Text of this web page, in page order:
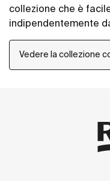
collezione che è
indipendentemente
Vedere la collezione